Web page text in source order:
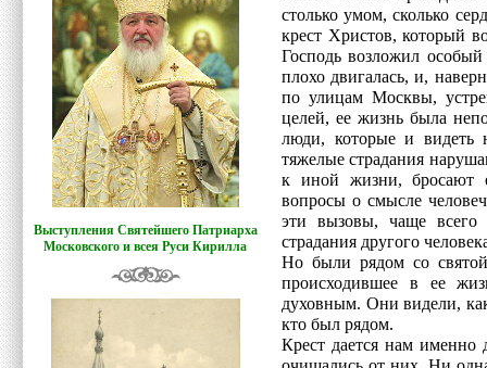
Выступления Святейшего Патриарха
Московского и всея Руси Кирилла
столько умом, сколько
крест Христов, который
Господь возложил
плохо двигалась, и,
по улицам Москвы,
целей, ее жизнь была
люди, которые и видеть
тяжелые страдания
к иной жизни, бросают
вопросы о смысле
эти вызовы, чаще всего
страдания другого
Но были рядом со
происходившее в ее
духовным. Они видели,
кто был рядом.
Крест дается нам